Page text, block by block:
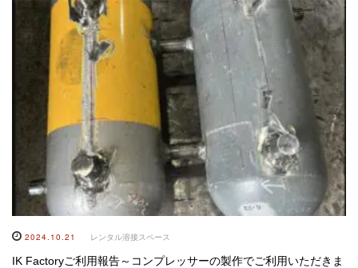
2024.10.21 レンタル溶接スペース
IK Factoryご利用報告～コンプレッサーの製作でご利用いただきま